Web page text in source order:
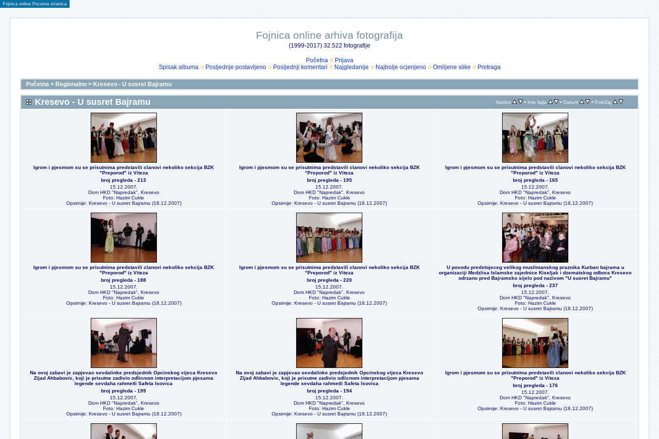
Fojnica online Pocetna stranica
Fojnica online arhiva fotografija
(1999-2017) 32.522 fotografije
Početna
Prijava
Spisak albuma
Posljednje postavljeno Posljednji komentari Najgledanije Najbolje ocjenjeno Omiljene slike Pretraga
Početna > Regionalno > Kresevo - U susret Bajramu
Kresevo - U susret Bajramu Naslov • Ime fajla • Datum • Položaj
Igrom i pjesmom su se prisutnima predstavili clanovi nekoliko sekcija BZK
"Preporod" iz Viteza
broj pregleda - 213
15.12.2007.
Dom HKD "Napredak", Kresevo
Foto: Hazim Cukle
Opsirnije: Kresevo - U susret Bajramu (18.12.2007)
Igrom i pjesmom su se prisutnima predstavili clanovi nekoliko sekcija BZK
"Preporod" iz Viteza
broj pregleda - 195
15.12.2007.
Dom HKD "Napredak", Kresevo
Foto: Hazim Cukle
Opsirnije: Kresevo - U susret Bajramu (18.12.2007)
Igrom i pjesmom su se prisutnima predstavili clanovi nekoliko sekcija BZK
"Preporod" iz Viteza
broj pregleda - 165
15.12.2007.
Dom HKD "Napredak", Kresevo
Foto: Hazim Cukle
Opsirnije: Kresevo - U susret Bajramu (18.12.2007)
Igrom i pjesmom su se prisutnima predstavili clanovi nekoliko sekcija BZK
"Preporod" iz Viteza
broj pregleda - 188
15.12.2007.
Dom HKD "Napredak", Kresevo
Foto: Hazim Cukle
Opsirnije: Kresevo - U susret Bajramu (18.12.2007)
Igrom i pjesmom su se prisutnima predstavili clanovi nekoliko sekcija BZK
"Preporod" iz Viteza
broj pregleda - 220
15.12.2007.
Dom HKD "Napredak", Kresevo
Foto: Hazim Cukle
Opsirnije: Kresevo - U susret Bajramu (18.12.2007)
U povodu predstojeceg velikog muslimanskog praznika Kurban bajrama u
organizaciji Medzlisa Islamske zajednice Kiseljak i dzematskog odbora Kresevo
odrzano pred Bajramsko sijelo pod nazivom "U susret Bajramu"
broj pregleda - 237
15.12.2007.
Dom HKD "Napredak", Kresevo
Foto: Hazim Cukle
Opsirnije: Kresevo - U susret Bajramu (18.12.2007)
Na ovoj zabavi je zapjevao sevdalinke predsjednik Opcinskog vijeca Kresevo
Zijad Ahbabovic, koji je prisutne zadivio odlicnom interpretacijom pjesama
legende sevdaha rahmetli Safeta Isovica
broj pregleda - 199
15.12.2007.
Dom HKD "Napredak", Kresevo
Foto: Hazim Cukle
Opsirnije: Kresevo - U susret Bajramu (18.12.2007)
Na ovoj zabavi je zapjevao sevdalinke predsjednik Opcinskog vijeca Kresevo
Zijad Ahbabovic, koji je prisutne zadivio odlicnom interpretacijom pjesama
legende sevdaha rahmetli Safeta Isovica
broj pregleda - 194
15.12.2007.
Dom HKD "Napredak", Kresevo
Foto: Hazim Cukle
Opsirnije: Kresevo - U susret Bajramu (18.12.2007)
Igrom i pjesmom su se prisutnima predstavili clanovi nekoliko sekcija BZK
"Preporod" iz Viteza
broj pregleda - 176
15.12.2007.
Dom HKD "Napredak", Kresevo
Foto: Hazim Cukle
Opsirnije: Kresevo - U susret Bajramu (18.12.2007)